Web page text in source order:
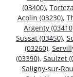
(03400),
Acolin (03230),
Argenty
Sussat (03450),
(03260),
(03390), Saulzet
Saligny-sur-